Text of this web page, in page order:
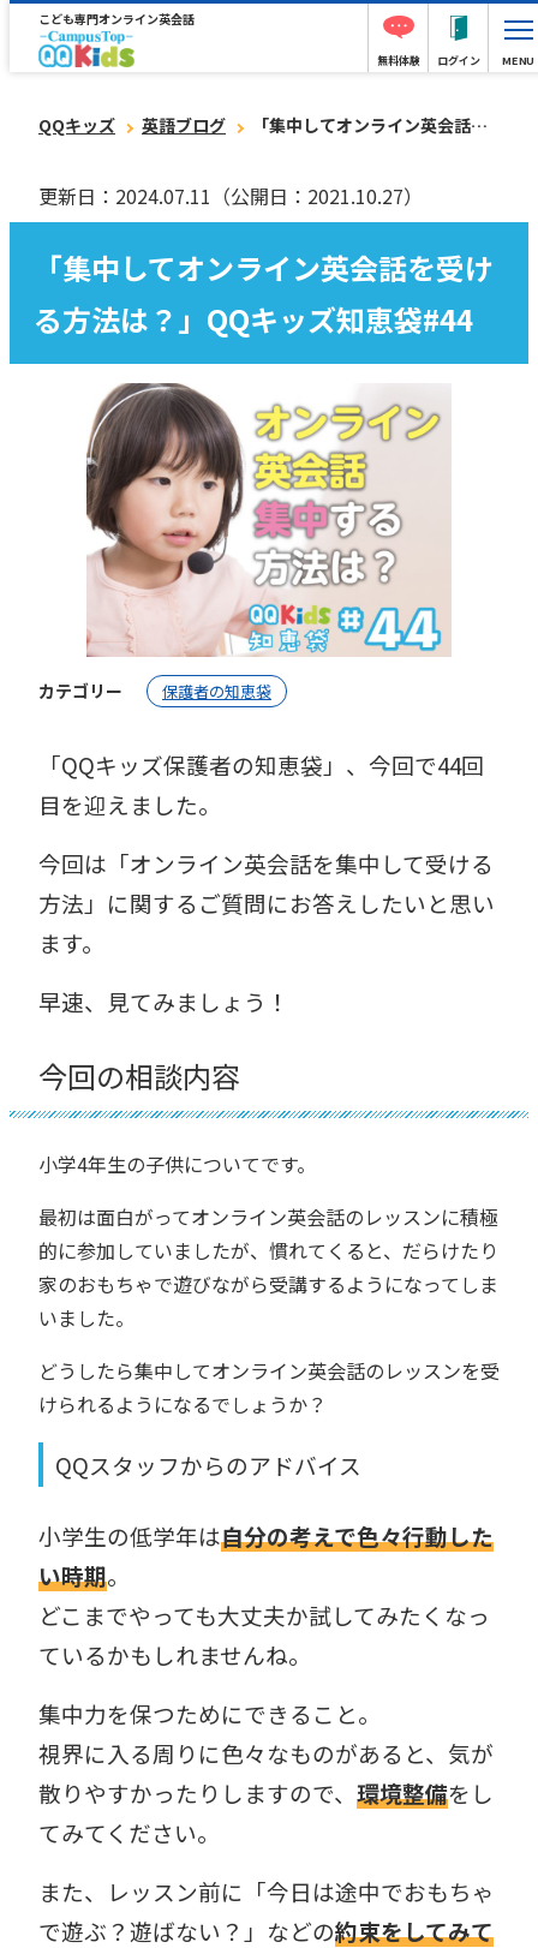
こども専門オンライン英会話
無料体験 ログイン MENU
QQキッズ 英語ブログ 「集中してオンライン英会話を受ける方法は？」QQキッズ知恵袋#44
更新日：2024.07.11 （公開日：2021.10.27）
「集中してオンライン英会話を受け
る方法は？」QQキッズ知恵袋#44
カテゴリー 保護者の知恵袋
「QQキッズ保護者の知恵袋」、今回で44回
目を迎えました。
今回は「オンライン英会話を集中して受ける
方法」に関するご質問にお答えしたいと思い
ます。
早速、見てみましょう！
今回の相談内容
小学4年生の子供についてです。
最初は面白がってオンライン英会話のレッスンに積極
的に参加していましたが、慣れてくると、だらけたり
家のおもちゃで遊びながら受講するようになってしま
いました。
どうしたら集中してオンライン英会話のレッスンを受
けられるようになるでしょうか？
QQスタッフからのアドバイス
小学生の低学年は自分の考えで色々行動した
い時期。
どこまでやっても大丈夫か試してみたくなっ
ているかもしれませんね。
集中力を保つためにできること。
視界に入る周りに色々なものがあると、気が
散りやすかったりしますので、 環境整備をし
てみてください。
また、レッスン前に「今日は途中でおもちゃ
で遊ぶ？遊ばない？」などの約束をしてみて